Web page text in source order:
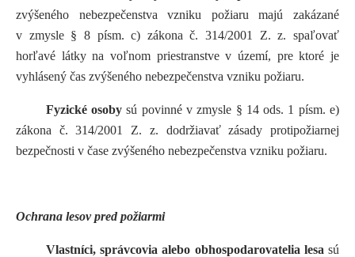
zvýšeného nebezpečenstva vzniku požiaru majú zakázané
v zmysle § 8 písm. c) zákona č. 314/2001 Z. z. spaľovať
horľavé látky na voľnom priestranstve v území, pre ktoré je
vyhlásený čas zvýšeného nebezpečenstva vzniku požiaru.
Fyzické osoby sú povinné v zmysle § 14 ods. 1 písm. e)
zákona č. 314/2001 Z. z. dodržiavať zásady protipožiarnej
bezpečnosti v čase zvýšeného nebezpečenstva vzniku požiaru.
Ochrana lesov pred požiarmi
Vlastníci, správcovia alebo obhospodarovatelia lesa sú